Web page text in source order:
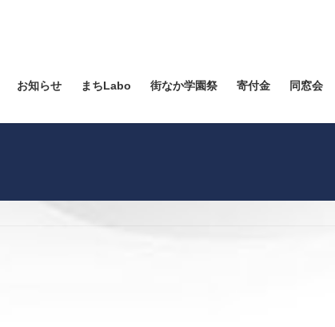
お知らせ まちLabo 街なか学園祭 寄付金 同窓会